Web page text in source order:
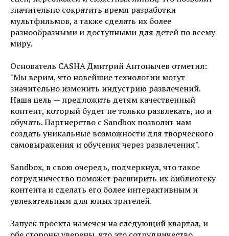
значительно сократить время разработки
мультфильмов, а также сделать их более
разнообразными и доступными для детей по всему
миру.
Основатель CASHA Дмитрий Антонычев отметил:
"Мы верим, что новейшие технологии могут
значительно изменить индустрию развлечений.
Наша цель — предложить детям качественный
контент, который будет не только развлекать, но и
обучать. Партнерство с Sandbox позволит нам
создать уникальные возможности для творческого
самовыражения и обучения через развлечения".
Sandbox, в свою очередь, подчеркнул, что такое
сотрудничество поможет расширить их библиотеку
контента и сделать его более интерактивным и
увлекательным для юных зрителей.
Запуск проекта намечен на следующий квартал, и